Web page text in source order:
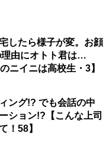
したら様子が変。お顔
由にオトト君は…
ニイニは高校生・3】
ング!? でも会話の中
ション!?【こんな上司
！58】